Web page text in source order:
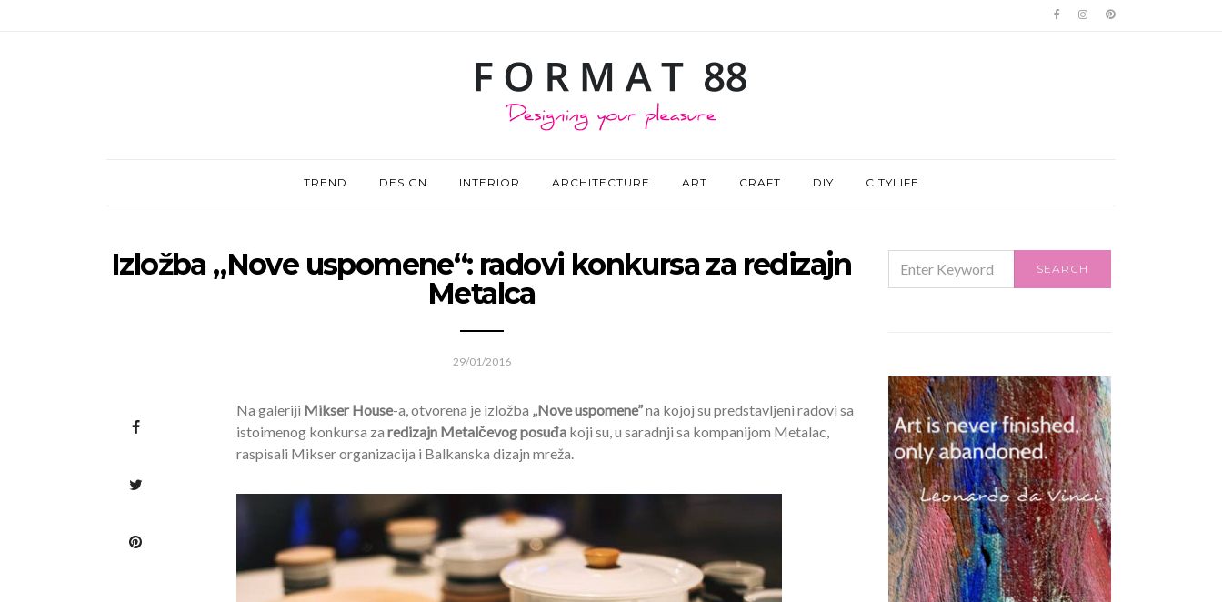
TREND DESIGN INTERIOR ARCHITECTURE ART CRAFT DIY CITYLIFE
Izložba „Nove uspomene“: radovi konkursa za redizajn
Metalca
29/01/2016
Na galeriji Mikser House-a, otvorena je izložba „Nove uspomene”na kojoj su predstavljeni radovi sa
istoimenog konkursa za redizajn Metalčevog posuđakoji su, u saradnji sa kompanijom Metalac,
raspisali Mikser organizacija i Balkanska dizajn mreža.
FOR:
SEARCH